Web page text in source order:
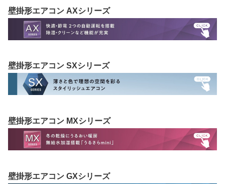
壁掛形エアコン AXシリーズ
壁掛形エアコン SXシリーズ
壁掛形エアコン MXシリーズ
壁掛形エアコン GXシリーズ